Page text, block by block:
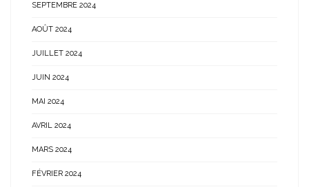
SEPTEMBRE 2024
AOÛT 2024
JUILLET 2024
JUIN 2024
MAI 2024
AVRIL 2024
MARS 2024
FÉVRIER 2024